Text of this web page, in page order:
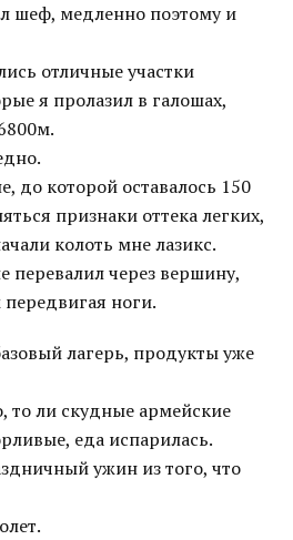
шеф, медленно поэтому и
отличные участки
я пролазил в галошах,
до которой оставалось 150
признаки оттека легких,
колоть мне лазикс.
перевалил через вершину,
ноги.
лагерь, продукты уже
то ли скудные армейские
еда испарилась.
ужин из того, что